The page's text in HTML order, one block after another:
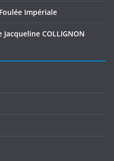
Impériale
Jacqueline COLLIGNON